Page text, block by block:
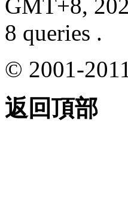
GMT+8,
8 queries .
© 2001-
返回頂部